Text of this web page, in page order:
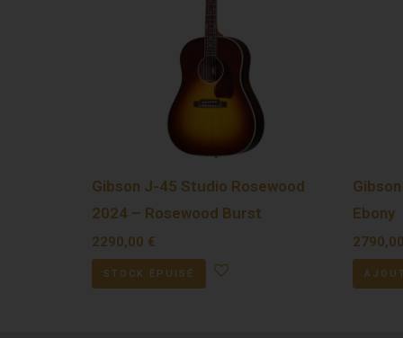
Gibson J-45 Studio Rosewood
2024 – Rosewood Burst
2290,00 €
STOCK ÉPUISÉ
Ebony